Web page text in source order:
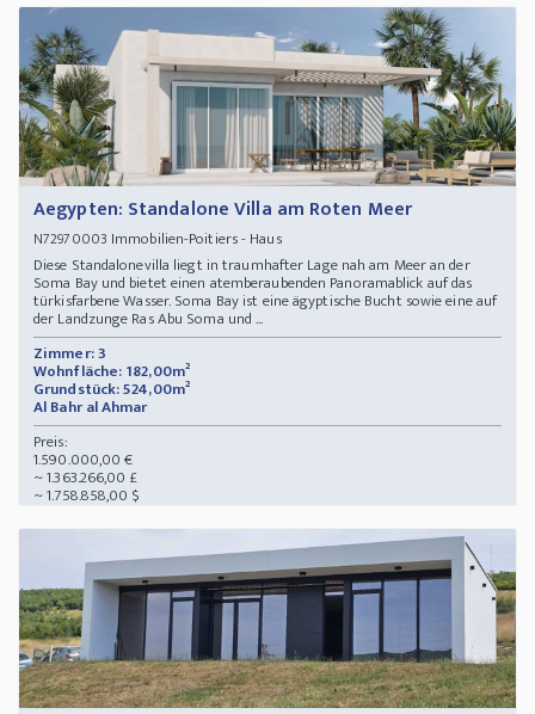
Aegypten: Standalone Villa am Roten Meer
N72970003 Immobilien-Poitiers - Haus
Diese Standalonevilla liegt in traumhafter Lage nah am Meer an der
Soma Bay und bietet einen atemberaubenden Panoramablick auf das
türkisfarbene Wasser. Soma Bay ist eine ägyptische Bucht sowie eine auf
der Landzunge Ras Abu Soma und ...
Zimmer: 3
Wohnfläche: 182,00m²
Grundstück: 524,00m²
Al Bahr al Ahmar
Preis:
1.590.000,00 €
~ 1.363.266,00 £
~ 1.758.858,00 $